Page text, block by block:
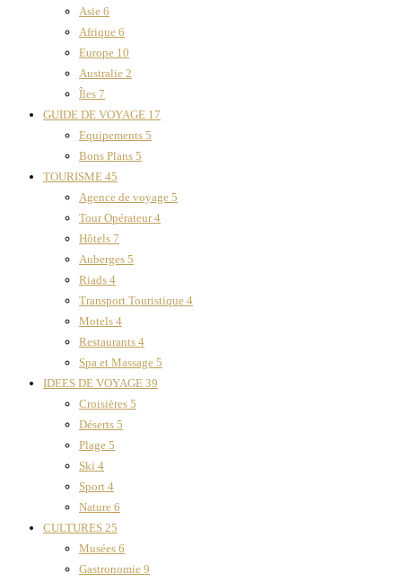
Asie 6
Afrique 6
Europe 10
Australie 2
Îles 7
GUIDE DE VOYAGE 17
Equipements 5
Bons Plans 5
TOURISME 45
Agence de voyage 5
Tour Opérateur4
Hôtels 7
Auberges 5
Riads 4
Transport Touristique 4
Motels 4
Restaurants 4
Spa et Massage 5
IDEES DE VOYAGE 39
Croisières 5
Déserts 5
Plage 5
Ski 4
Sport 4
Nature 6
CULTURES 25
Musées 6
Gastronomie 9